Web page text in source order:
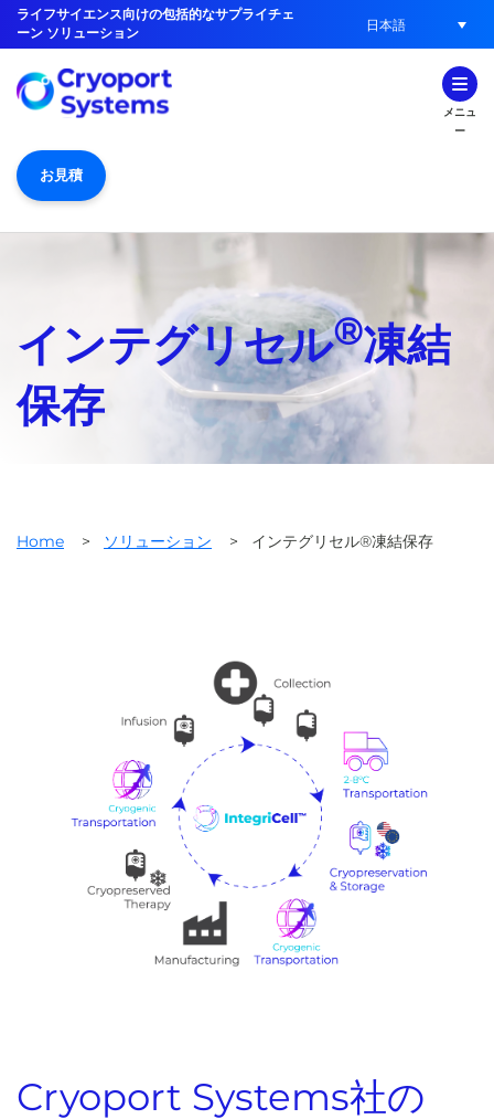
ライフサイエンス向けの包括的なサプライチェ
ーン ソリューション
日本語
メニュ
ー
お見積
インテグリセル®凍結
保存
Home > ソリューション > インテグリセル®凍結保存
Cryoport Systems社の